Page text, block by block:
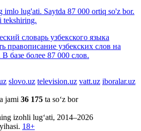
lug'ati. Saytda 87 000 ortiq so'z bor.
tekshiring.
словарь узбекского языка
правописание узбекских слов на
базе более 87 000 слов.
slovo.uz television.uz vatt.uz iboralar.uz
jami 36 175 ta so‘z bor
izohli lug‘ati, 2014–2026
18+